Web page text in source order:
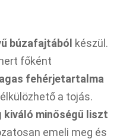
búzafajtából készül.
főként
fehérjetartalma
a tojás.
minőségű liszt
emeli meg és